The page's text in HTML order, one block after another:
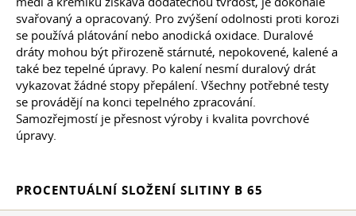
svařovaný a opracovaný. Pro zvýšení odolnosti proti korozi
se používá plátování nebo anodická oxidace. Duralové
dráty mohou být přirozeně stárnuté, nepokovené, kalené a
také bez tepelné úpravy. Po kalení nesmí duralový drát
vykazovat žádné stopy přepálení. Všechny potřebné testy
se provádějí na konci tepelného zpracování.
Samozřejmostí je přesnost výroby i kvalita povrchové
úpravy.
PROCENTUÁLNÍ SLOŽENÍ SLITINY B 65